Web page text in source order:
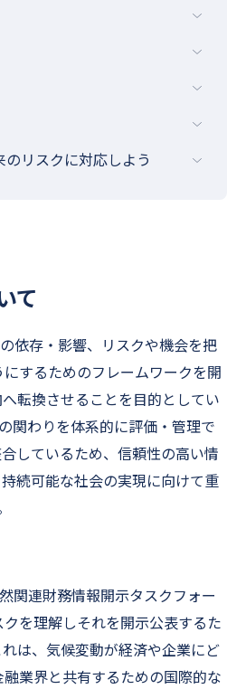
リスクに対応しよう
て
依存・影響、リスクや機会を把
するためのフレームワークを開
転換させることを目的としてい
関わりを体系的に評価・管理で
しているため、信頼性の高い情
続可能な社会の実現に向けて重
連財務情報開示タスクフォー
を理解しそれを開示公表するた
は、気候変動が経済や企業にど
業界と共有するための国際的な